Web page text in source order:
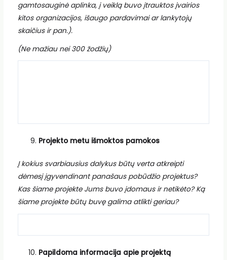
gamtosauginė aplinka, į veiklą buvo įtrauktos įvairios
kitos organizacijos, išaugo pardavimai ar lankytojų
skaičius ir pan.).
(Ne mažiau nei 300 žodžių)
Projekto metu išmoktos pamokos
Į kokius svarbiausius dalykus būtų verta atkreipti
dėmesį įgyvendinant panašaus pobūdžio projektus?
Kas šiame projekte Jums buvo įdomaus ir netikėto? Ką
šiame projekte būtų buvę galima atlikti geriau?
Papildoma informacija apie projektą